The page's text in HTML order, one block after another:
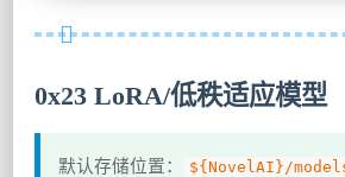
0x23 LoRA/低秩适应模型
默认存储位置： ${NovelAI}/